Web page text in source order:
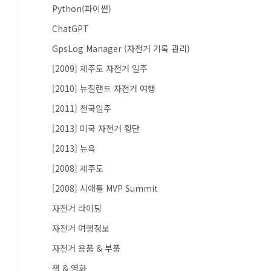
Python(파이썬)
ChatGPT
GpsLog Manager (자전거 기록 관리)
[2009] 제주도 자전거 일주
[2010] 뉴질랜드 자전거 여행
[2011] 전국일주
[2013] 미국 자전거 횡단
[2013] 뉴욕
[2008] 제주도
[2008] 시애틀 MVP Summit
자전거 라이딩
자전거 여행정보
자전거 용품 & 부품
책 & 영화